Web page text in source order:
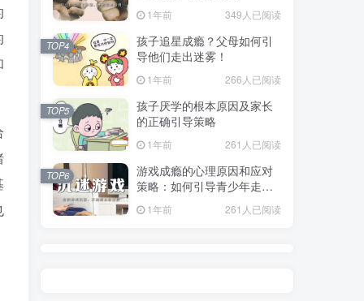
1年前 349人已阅读
孩子追星成瘾？父母如何引
导他们走出迷雾！
1年前 266人已阅读
TOP4
孩子厌学的根本原因及家长
的正确引导策略
1年前 261人已阅读
TOP5
游戏成瘾的心理原因和应对
策略：如何引导青少年走出
1年前 261人已阅读
TOP6